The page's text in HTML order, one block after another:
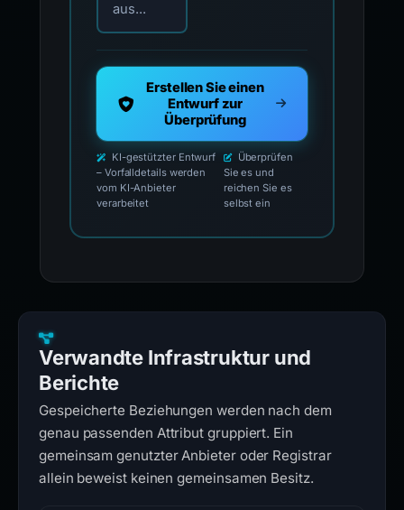
aus...
Erstellen Sie einen
Entwurf zur
Überprüfung
KI-gestützter Entwurf
– Vorfalldetails werden
vom KI-Anbieter
verarbeitet
Überprüfen
Sie es und
reichen Sie es
selbst ein
Verwandte Infrastruktur und
Berichte
Gespeicherte Beziehungen werden nach dem
genau passenden Attribut gruppiert. Ein
gemeinsam genutzter Anbieter oder Registrar
allein beweist keinen gemeinsamen Besitz.